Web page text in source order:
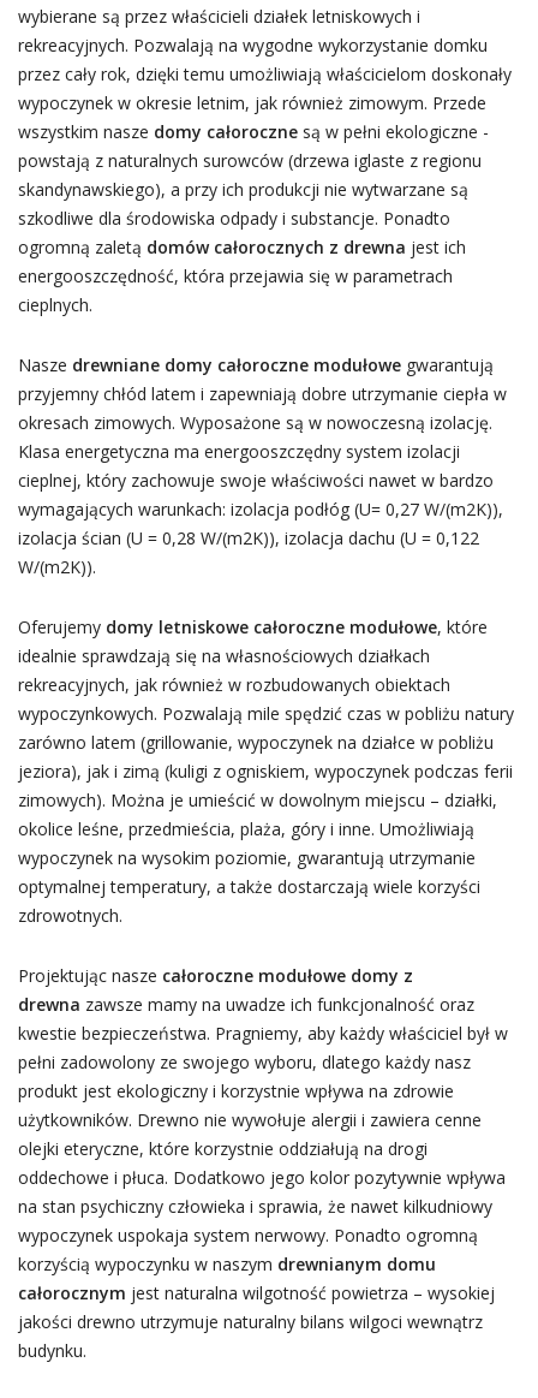
wybierane są przez właścicieli działek letniskowych i
rekreacyjnych. Pozwalają na wygodne wykorzystanie domku
przez cały rok, dzięki temu umożliwiają właścicielom doskonały
wypoczynek w okresie letnim, jak również zimowym. Przede
wszystkim nasze domy całorocznesą w pełni ekologiczne -
powstają z naturalnych surowców (drzewa iglaste z regionu
skandynawskiego), a przy ich produkcji nie wytwarzane są
szkodliwe dla środowiska odpady i substancje. Ponadto
ogromną zaletą domów całorocznych z drewna jest ich
energooszczędność, która przejawia się w parametrach
cieplnych.
Nasze drewniane domy całoroczne modułowegwarantują
przyjemny chłód latem i zapewniają dobre utrzymanie ciepła w
okresach zimowych. Wyposażone są w nowoczesną izolację.
Klasa energetyczna ma energooszczędny system izolacji
cieplnej, który zachowuje swoje właściwości nawet w bardzo
wymagających warunkach: izolacja podłóg (U= 0,27 W/(m2K)),
izolacja ścian (U = 0,28 W/(m2K)), izolacja dachu (U = 0,122
W/(m2K)).
Oferujemy domy letniskowe całoroczne modułowe, które
idealnie sprawdzają się na własnościowych działkach
rekreacyjnych, jak również w rozbudowanych obiektach
wypoczynkowych. Pozwalają mile spędzić czas w pobliżu natury
zarówno latem (grillowanie, wypoczynek na działce w pobliżu
jeziora), jak i zimą (kuligi z ogniskiem, wypoczynek podczas ferii
zimowych). Można je umieścić w dowolnym miejscu – działki,
okolice leśne, przedmieścia, plaża, góry i inne. Umożliwiają
wypoczynek na wysokim poziomie, gwarantują utrzymanie
optymalnej temperatury, a także dostarczają wiele korzyści
zdrowotnych.
Projektując nasze całoroczne modułowe domy z
drewna zawsze mamy na uwadze ich funkcjonalność oraz
kwestie bezpieczeństwa. Pragniemy, aby każdy właściciel był w
pełni zadowolony ze swojego wyboru, dlatego każdy nasz
produkt jest ekologiczny i korzystnie wpływa na zdrowie
użytkowników. Drewno nie wywołuje alergii i zawiera cenne
olejki eteryczne, które korzystnie oddziałują na drogi
oddechowe i płuca. Dodatkowo jego kolor pozytywnie wpływa
na stan psychiczny człowieka i sprawia, że nawet kilkudniowy
wypoczynek uspokaja system nerwowy. Ponadto ogromną
korzyścią wypoczynku w naszym drewnianym domu
całorocznym jest naturalna wilgotność powietrza – wysokiej
jakości drewno utrzymuje naturalny bilans wilgoci wewnątrz
budynku.